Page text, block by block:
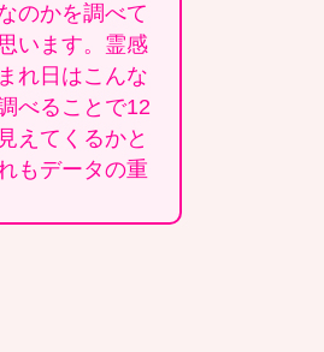
のかを調べて
います。霊感
れ日はこんな
べることで12
えてくるかと
もデータの重